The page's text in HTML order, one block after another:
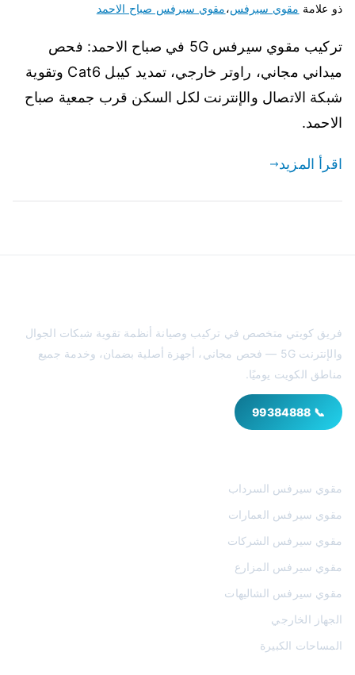
ذو علامة مقوي سيرفس،مقوي سيرفس صباح الاحمد
تركيب مقوي سيرفس 5G في صباح الاحمد: فحص
ميداني مجاني، راوتر خارجي، تمديد كيبل Cat6 وتقوية
شبكة الاتصال والإنترنت لكل السكن قرب جمعية صباح
الاحمد.
اقرأ المزيد
فريق كويتي متخصص في تركيب وصيانة أنظمة تقوية شبكات الجوال
والإنترنت 5G — فحص مجاني، أجهزة أصلية بضمان، وخدمة جميع
مناطق الكويت يوميًا.
📞 99384888
مقوي سيرفس السرداب
مقوي سيرفس العمارات
مقوي سيرفس الشركات
مقوي سيرفس المزارع
مقوي سيرفس الشاليهات
الجهاز الخارجي
المساحات الكبيرة